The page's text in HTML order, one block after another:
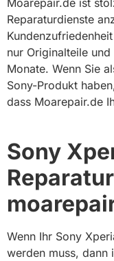
Reparaturdienste
nur Originalteile
Monate. Wenn Sie
Sony-Produkt
dass Moarepair.de
Sony
Wenn Ihr Sony
werden muss, dann